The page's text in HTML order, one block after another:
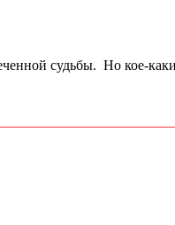
судьбы. Но кое-